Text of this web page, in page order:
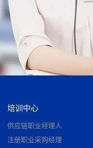
培训中心
供应链职业经理人
注册职业采购经理